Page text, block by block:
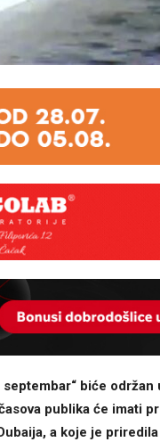
biće
publika će imati
a koje je